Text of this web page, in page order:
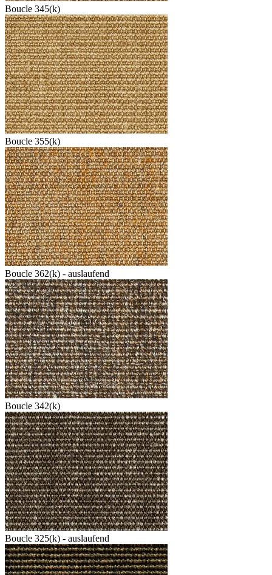
Boucle 345(k)
Boucle 355(k)
Boucle 362(k) - auslaufend
Boucle 342(k)
Boucle 325(k) - auslaufend